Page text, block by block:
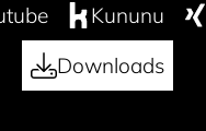
Kununu
Downloads